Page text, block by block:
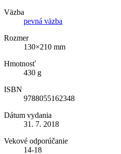
Väzba
pevná väzba
Rozmer
130×210 mm
Hmotnosť
430 g
ISBN
9788055162348
Dátum vydania
31. 7. 2018
Vekové odporúčanie
14-18